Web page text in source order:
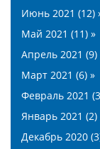
Июнь 2021 (12)
Май 2021 (11) »
Апрель 2021 (9)
Март 2021 (6) »
Февраль 2021
Январь 2021 (2)
Декабрь 2020